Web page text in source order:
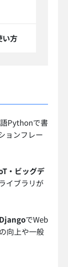
い方
Pythonで書
ョンフレー
・ビッグデ
イブラリが
でWeb
向上や一般